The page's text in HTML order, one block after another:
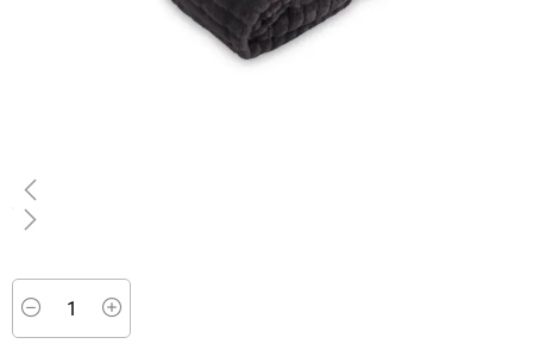
al
comienzo
de
Minus